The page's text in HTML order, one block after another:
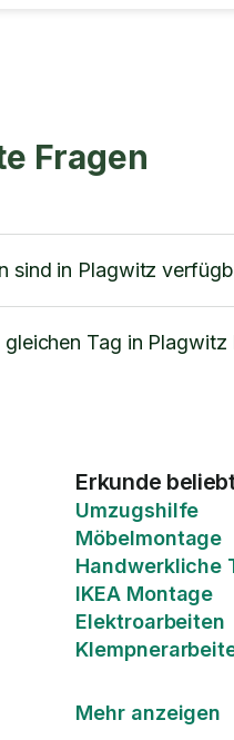
Fragen
sind in Plagwitz
gleichen Tag in Plagwitz
Erkunde
Umzugshilfe
Möbelmontage
Handwerkliche
IKEA Montage
Elektroarbeiten
Mehr anzeigen